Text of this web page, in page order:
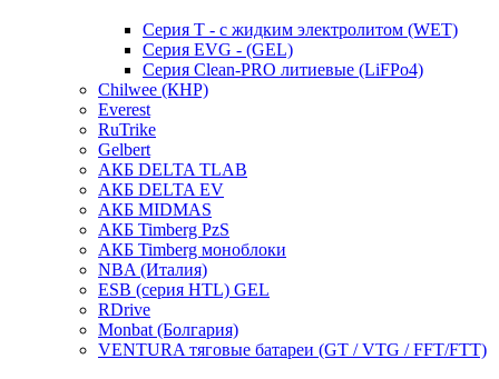
Серия T - с жидким электролитом (WET)
Серия EVG - (GEL)
Серия Clean-PRO литиевые (LiFPo4)
Chilwee (КНР)
Everest
RuTrike
Gelbert
АКБ DELTA TLAB
АКБ DELTA EV
АКБ MIDMAS
АКБ Timberg PzS
АКБ Timberg моноблоки
NBA (Италия)
ESB (серия HTL) GEL
RDrive
Monbat (Болгария)
VENTURA тяговые батареи (GT / VTG / FFT/FTT)